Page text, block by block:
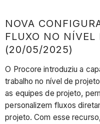
NOVA
FLUXO NO NÍVEL
(20/05/2025)
O Procore introduziu a
trabalho no nível de
as equipes de projeto,
personalizem fluxos
projeto. Com esse